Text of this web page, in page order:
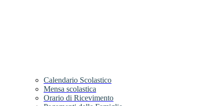
Calendario Scolastico
Mensa scolastica
Orario di Ricevimento